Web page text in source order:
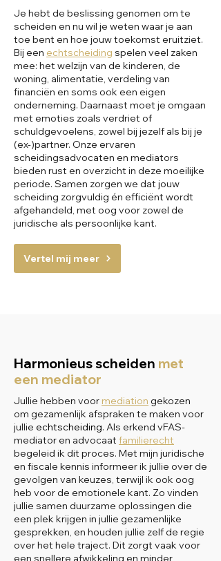
Je hebt de beslissing genomen om te
scheiden en nu wil je weten waar je aan
toe bent en hoe jouw toekomst eruitziet.
Bij een echtscheiding spelen veel zaken
mee: het welzijn van de kinderen, de
woning, alimentatie, verdeling van
financiën en soms ook een eigen
onderneming. Daarnaast moet je omgaan
met emoties zoals verdriet of
schuldgevoelens, zowel bij jezelf als bij je
(ex-)partner. Onze ervaren
scheidingsadvocaten en mediators
bieden rust en overzicht in deze moeilijke
periode. Samen zorgen we dat jouw
scheiding zorgvuldig én efficiënt wordt
afgehandeld, met oog voor zowel de
juridische als persoonlijke kant.
Vertel mij meer
Harmonieus scheiden met
een mediator
Jullie hebben voor mediation gekozen
om gezamenlijk afspraken te maken voor
jullie echtscheiding. Als erkend vFAS-
mediator en advocaat familierecht
begeleid ik dit proces. Met mijn juridische
en fiscale kennis informeer ik jullie over de
gevolgen van keuzes, terwijl ik ook oog
heb voor de emotionele kant. Zo vinden
jullie samen duurzame oplossingen die
een plek krijgen in jullie gezamenlijke
gesprekken, en houden jullie zelf de regie
over het hele traject. Dit zorgt vaak voor
een snellere afwikkeling en minder